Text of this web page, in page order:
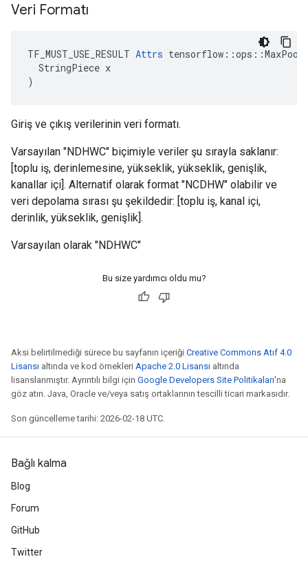
Veri Formatı
TF_MUST_USE_RESULT Attrs
  StringPiece x
)
Giriş ve çıkış verilerinin veri formatı.
Varsayılan "NDHWC" biçimiyle veriler şu sırayla saklanır:
[toplu iş, derinlemesine, yükseklik, yükseklik, genişlik,
kanallar içi]. Alternatif olarak format "NCDHW" olabilir ve
veri depolama sırası şu şekildedir: [toplu iş, kanal içi,
derinlik, yükseklik, genişlik].
Varsayılan olarak "NDHWC"
Bu size yardımcı oldu mu?
Aksi belirtilmediği sürece bu sayfanın içeriği Creative Commons Atıf 4.0
Lisansı altında ve kod örnekleri Apache 2.0 Lisansı altında
lisanslanmıştır. Ayrıntılı bilgi için Google Developers Site Politikaları'na
göz atın. Java, Oracle ve/veya satış ortaklarının tescilli ticari markasıdır.
Son güncelleme tarihi: 2026-02-18 UTC.
Bağlı kalma
Blog
Forum
GitHub
Twitter